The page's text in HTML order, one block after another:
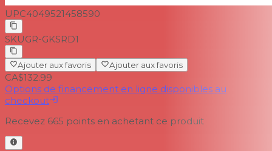
UPC4049521458590
SKUGR-GKSRD1
Ajouter aux favoris Ajouter aux favoris
CA$132.99
Options de financement en ligne disponibles au
checkout
Recevez 665 points en achetant ce produit